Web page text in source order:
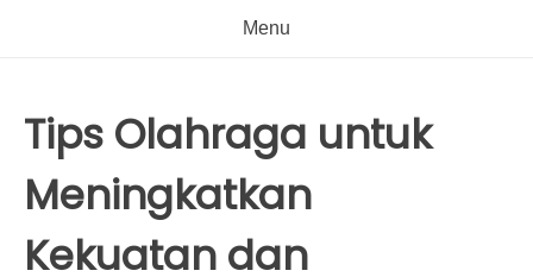
Menu
Tips Olahraga untuk
Meningkatkan
Kekuatan dan